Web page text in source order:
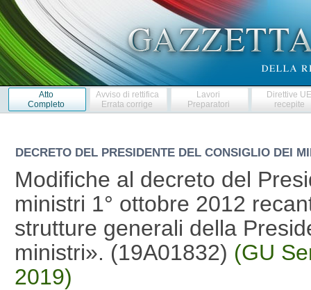
Atto
Completo
Avviso di rettifica
Errata corrige
Lavori
Preparatori
Direttive
recepite
DECRETO DEL PRESIDENTE DEL CONSIGLIO DEI
Modifiche al decreto del
ministri 1° ottobre 2012
strutture generali della
ministri». (19A01832) (GU
2019)